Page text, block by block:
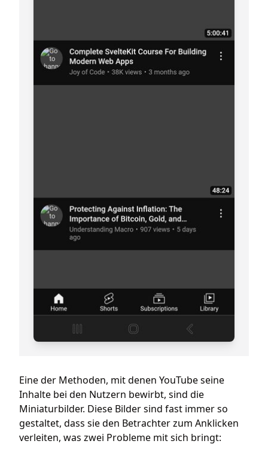
Eine der Methoden, mit denen YouTube seine
Inhalte bei den Nutzern bewirbt, sind die
Miniaturbilder. Diese Bilder sind fast immer so
gestaltet, dass sie den Betrachter zum Anklicken
verleiten, was zwei Probleme mit sich bringt: